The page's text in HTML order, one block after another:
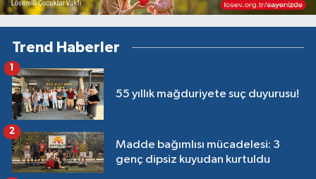
Trend Haberler
55 yıllık mağduriyete suç duyurusu!
1
Madde bağımlısı mücadelesi: 3
genç dipsiz kuyudan kurtuldu
2